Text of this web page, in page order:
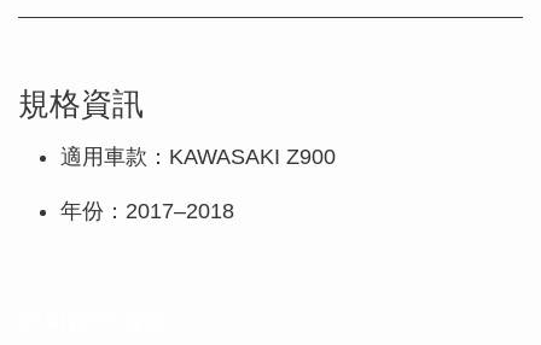
規格資訊
適用車款：KAWASAKI Z900
年份：2017–2018